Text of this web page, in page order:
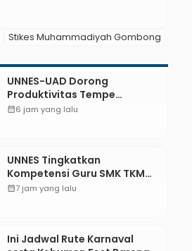
Stikes Muhammadiyah Gombong
UNNES-UAD Dorong
Produktivitas Tempe
Bungkus Daun Desa Meles,
calendar_month6 jam yang lalu
UNNES Tingkatkan
Kompetensi Guru SMK TKM
Pertambangan Kebumen
calendar_month7 jam yang lalu
Ini Jadwal Rute Karnaval